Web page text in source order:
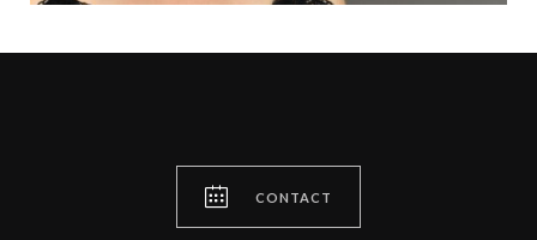
 CONTACT